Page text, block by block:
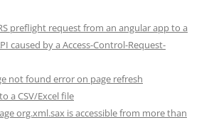
preflight request from an angular app to a
caused by a Access-Control-Request-
not found error on page refresh
a CSV/Excel file
org.xml.sax is accessible from more than